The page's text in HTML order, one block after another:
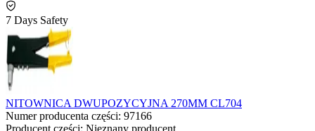
7 Days Safety
NITOWNICA DWUPOZYCYJNA 270MM CL704
Numer producenta części: 97166
Producent części: Nieznany producent